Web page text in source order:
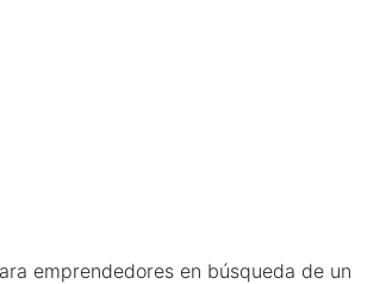
emprendedores en búsqueda de un